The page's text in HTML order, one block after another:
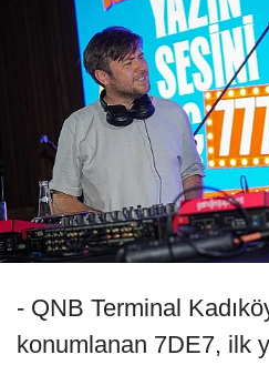
- QNB Terminal
konumlanan 7DE7, ilk